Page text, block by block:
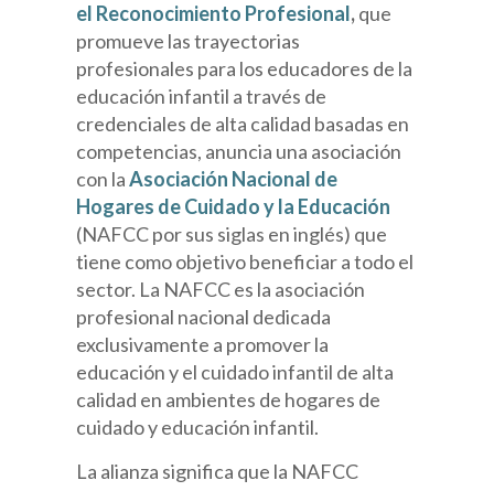
el Reconocimiento Profesional,que
promueve las trayectorias
profesionales para los educadores de la
educación infantil a través de
credenciales de alta calidad basadas en
competencias, anuncia una asociación
con laAsociación Nacional de
Hogares de Cuidado y la Educación
(NAFCC por sus siglas en inglés) que
tiene como objetivo beneficiar a todo el
sector. La NAFCC es la asociación
profesional nacional dedicada
exclusivamente a promover la
educación y el cuidado infantil de alta
calidad en ambientes de hogares de
cuidado y educación infantil.
La alianza significa que la NAFCC